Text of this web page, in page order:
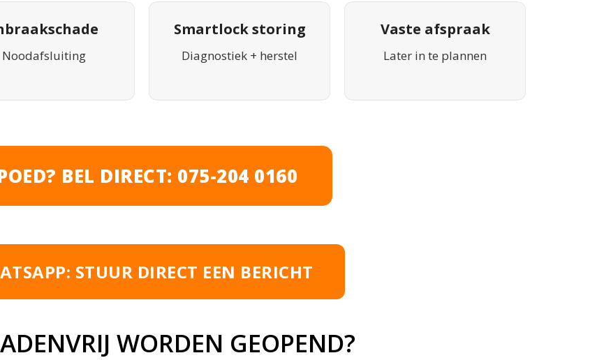
Noodafsluiting
Smartlock storing
Diagnostiek + herstel
Vaste afspraak
Later in te plannen
BEL DIRECT: 075-204 0160
STUUR DIRECT EEN BERICHT
WORDEN GEOPEND?